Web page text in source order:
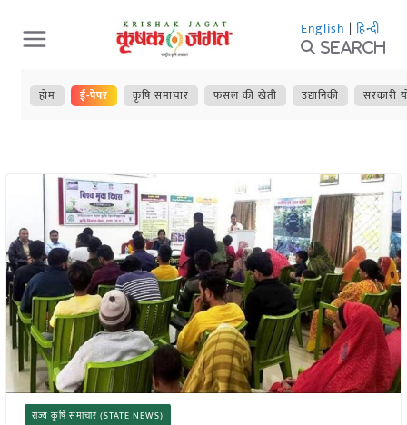
Skip
to
content
English | हिन्दी
Search
होम ई-पेपर कृषि समाचार फसल की खेती उद्यानिकी सरकारी
राज्य कृषि समाचार (STATE NEWS)